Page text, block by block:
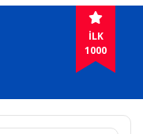
İLK
1000